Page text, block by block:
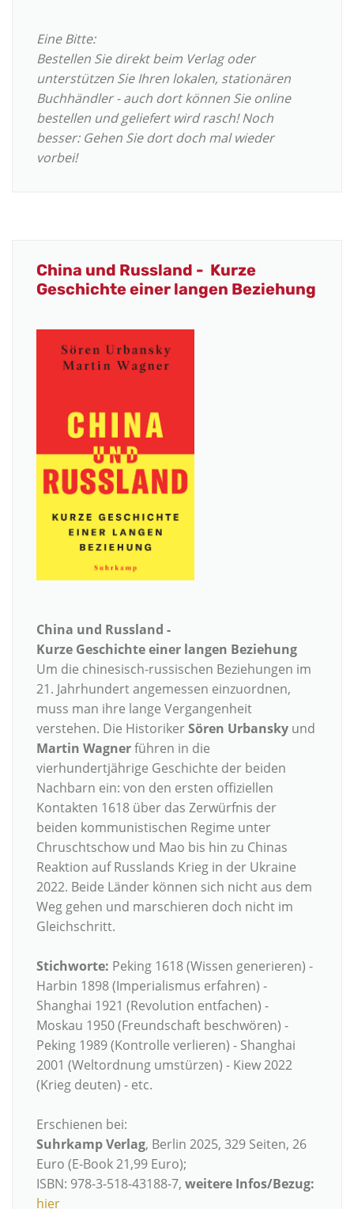
Eine Bitte:
Bestellen Sie direkt beim Verlag oder
unterstützen Sie Ihren lokalen, stationären
Buchhändler - auch dort können Sie online
bestellen und geliefert wird rasch! Noch
besser: Gehen Sie dort doch mal wieder
vorbei!
China und Russland - Kurze
Geschichte einer langen Beziehung
China und Russland -
Kurze Geschichte einer langen Beziehung
Um die chinesisch-russischen Beziehungen im
21. Jahrhundert angemessen einzuordnen,
muss man ihre lange Vergangenheit
verstehen. Die HistorikerSören Urbansky und
Martin Wagnerführen in die
vierhundertjährige Geschichte der beiden
Nachbarn ein: von den ersten offiziellen
Kontakten 1618 über das Zerwürfnis der
beiden kommunistischen Regime unter
Chruschtschow und Mao bis hin zu Chinas
Reaktion auf Russlands Krieg in der Ukraine
2022. Beide Länder können sich nicht aus dem
Weg gehen und marschieren doch nicht im
Gleichschritt.
Stichworte: Peking 1618 (Wissen generieren) -
Harbin 1898 (Imperialismus erfahren) -
Shanghai 1921 (Revolution entfachen) -
Moskau 1950 (Freundschaft beschwören) -
Peking 1989 (Kontrolle verlieren) - Shanghai
2001 (Weltordnung umstürzen) - Kiew 2022
(Krieg deuten) - etc.
Erschienen bei:
Suhrkamp Verlag, Berlin 2025, 329 Seiten, 26
Euro (E-Book 21,99 Euro);
ISBN: 978-3-518-43188-7, weitere Infos/Bezug:
hier